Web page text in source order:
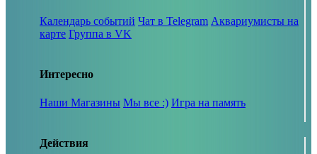
Календарь событий Чат в Telegram Аквариумисты на
карте Группа в VK
Интересно
Наши Магазины Мы все :) Игра на память
Действия